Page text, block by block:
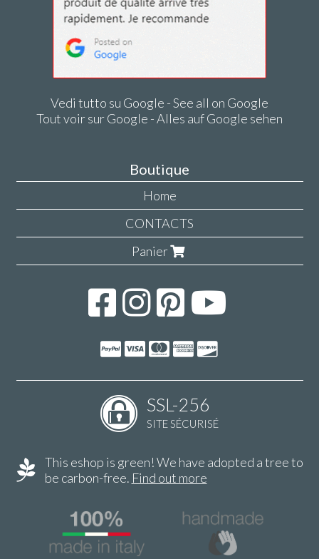
Vedi tutto su Google - See all on Google
Tout voir sur Google - Alles auf Google sehen
Boutique
Home
CONTACTS
Panier
SSL-256
SITE SÉCURISÉ
This eshop is green! We have adopted a tree to
be carbon-free. Find out more